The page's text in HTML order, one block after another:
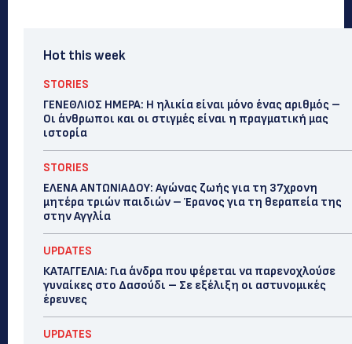
Hot this week
STORIES
ΓΕΝΕΘΛΙΟΣ ΗΜΕΡΑ: Η ηλικία είναι μόνο ένας αριθμός –
Οι άνθρωποι και οι στιγμές είναι η πραγματική μας
ιστορία
STORIES
ΕΛΕΝΑ ΑΝΤΩΝΙΑΔΟΥ: Αγώνας ζωής για τη 37χρονη
μητέρα τριών παιδιών – Έρανος για τη θεραπεία της
στην Αγγλία
UPDATES
ΚΑΤΑΓΓΕΛΙΑ: Για άνδρα που φέρεται να παρενοχλούσε
γυναίκες στο Δασούδι – Σε εξέλιξη οι αστυνομικές
έρευνες
UPDATES